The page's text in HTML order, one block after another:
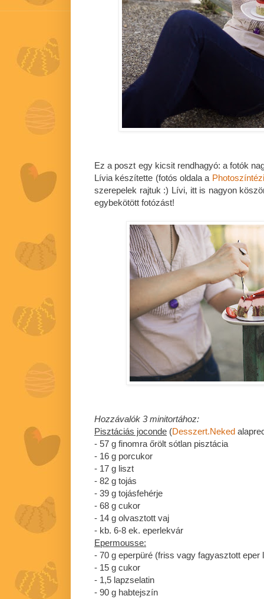
Ez a poszt egy kicsit rendhagyó: a fotók
Lívia készítette (fotós oldala a
szerepelek rajtuk :) Lívi, itt is nagyon
egybekötött fotózást!
Hozzávalók 3 minitortához:
Pisztáciás joconde (Desszert.Neked
- 57 g finomra őrölt sótlan pisztácia
- 16 g porcukor
- 17 g liszt
- 82 g tojás
- 39 g tojásfehérje
- 68 g cukor
- 14 g olvasztott vaj
- kb. 6-8 ek. eperlekvár
Epermousse:
- 70 g eperpüré (friss vagy fagyasztott
- 15 g cukor
- 1,5 lapzselatin
- 90 g habtejszín